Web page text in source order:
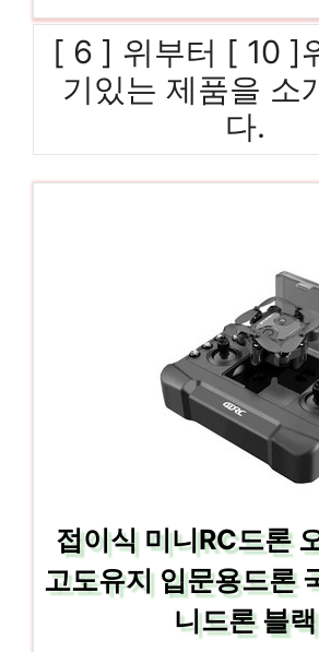
[ 6 ] 위부터 [ 10 ]
기있는 제품을 소
다.
접이식 미니RC드론
고도유지 입문용드론
니드론 블랙